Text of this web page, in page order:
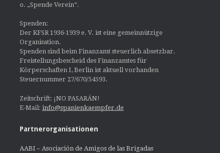
o. „Spende Verein“.
Spenden:
Der KFSR 1936-1939 e. V. ist eine gemeinnützige
Organisation.
Spenden sind beim Finanzamt steuerlich absetzbar.
Freistellungsbescheid des Finanzamtes für
Körperschaften I, Berlin ist aktuell vorhanden
Steuernummer 27/670/54593.
Zeitschrift: ¡NO PASARÁN!
E-Mail: info@spanienkaempfer.de
Partnerorganisationen
AABI – Asociación de Amigos de las Brigadas